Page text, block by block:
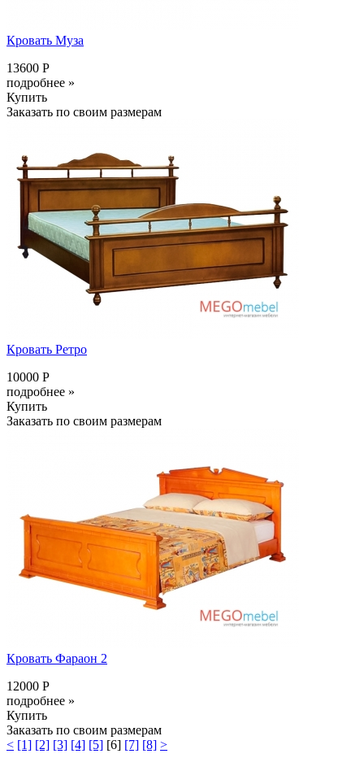
Кровать Муза
13600 Р
подробнее »
Купить
Заказать по своим размерам
Кровать Ретро
10000 Р
подробнее »
Купить
Заказать по своим размерам
Кровать Фараон 2
12000 Р
подробнее »
Купить
Заказать по своим размерам
< [1] [2] [3] [4] [5] [6] [7] [8] >